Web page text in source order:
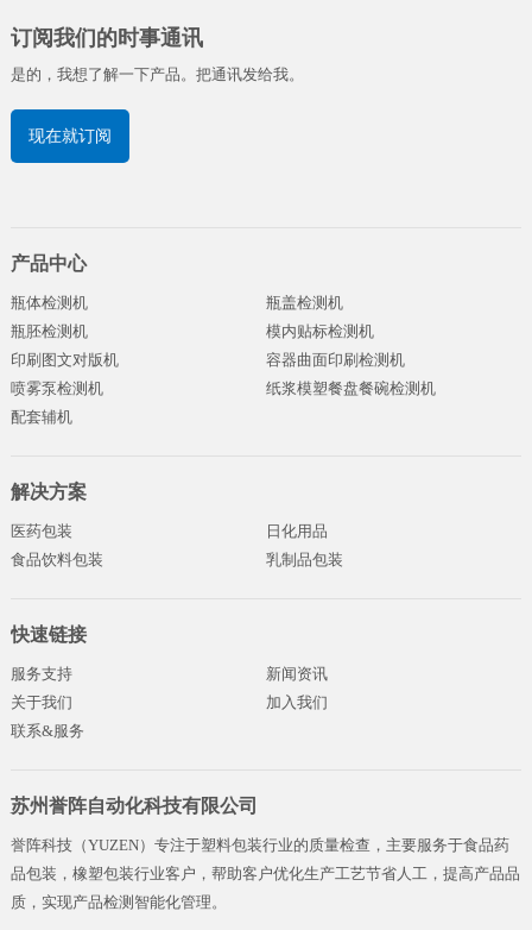
订阅我们的时事通讯
是的，我想了解一下产品。把通讯发给我。
现在就订阅
产品中心
瓶体检测机
瓶盖检测机
瓶胚检测机
模内贴标检测机
印刷图文对版机
容器曲面印刷检测机
喷雾泵检测机
纸浆模塑餐盘餐碗检测机
配套辅机
解决方案
医药包装
日化用品
食品饮料包装
乳制品包装
快速链接
服务支持
新闻资讯
关于我们
加入我们
联系&服务
苏州誉阵自动化科技有限公司
誉阵科技（YUZEN）专注于塑料包装行业的质量检查，主要服务于食品药
品包装，橡塑包装行业客户，帮助客户优化生产工艺节省人工，提高产品品
质，实现产品检测智能化管理。